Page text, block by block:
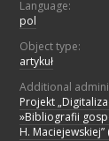
Language:
pol
Object type:
artykuł
Additional
Projekt
»Bibliografii
H.